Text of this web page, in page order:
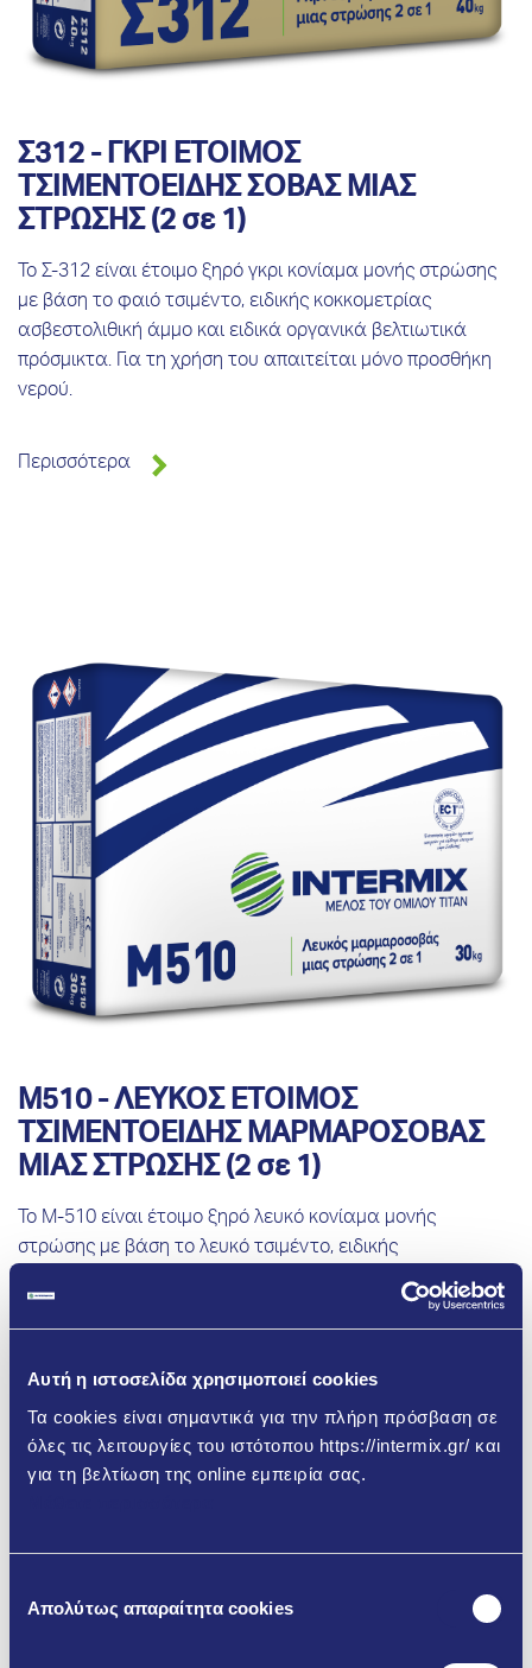
Αυτή η ιστοσελίδα χρησιμοποιεί cookies
Τα cookies είναι σημαντικά για την πλήρη πρόσβαση σε
όλες τις λειτουργίες του ιστότοπου https://intermix.gr/ και
για τη βελτίωση της online εμπειρία σας.
συγκατάθεσης
Απολύτως απαραίτητα cookies
Σ312 - ΓΚΡΙ ΕΤΟΙΜΟΣ
ΤΣΙΜΕΝΤΟΕΙΔΗΣ ΣΟΒΑΣ ΜΙΑΣ
ΣΤΡΩΣΗΣ (2 σε 1)
Το Σ-312 είναι έτοιμο ξηρό γκρι κονίαμα μονής στρώσης
με βάση το φαιό τσιμέντο, ειδικής κοκκομετρίας
ασβεστολιθική άμμο και ειδικά οργανικά βελτιωτικά
πρόσμικτα. Για τη χρήση του απαιτείται μόνο προσθήκη
νερού.
Περισσότερα
Μ510 - ΛΕΥΚΟΣ ΕΤΟΙΜΟΣ
ΤΣΙΜΕΝΤΟΕΙΔΗΣ ΜΑΡΜΑΡΟΣΟΒΑΣ
ΜΙΑΣ ΣΤΡΩΣΗΣ (2 σε 1)
Το Μ-510 είναι έτοιμο ξηρό λευκό κονίαμα μονής
στρώσης με βάση το λευκό τσιμέντο, ειδικής
κοκκομετρίας και λευκότητας μάρμαρο και ειδικά
οργανικά βελτιωτικά πρόσμικτα. Για τη χρήση του
Περισσότερα